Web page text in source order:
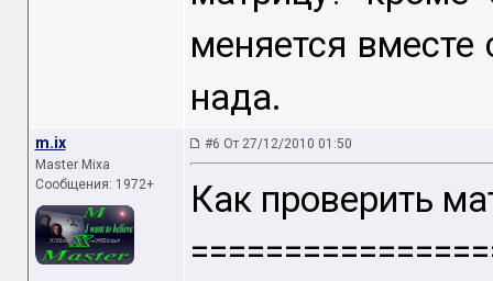
меняется
нада.
m.ix
Master Mixa
Сообщения: 1972+
#6 От 27/12/2010 01:50
Как проверить